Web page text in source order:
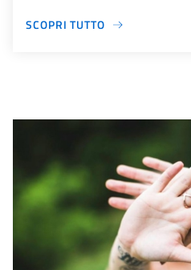
SCOPRI TUTTO